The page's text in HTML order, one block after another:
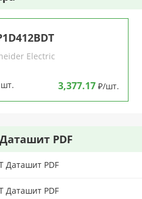
Electric
3,377.17₽/шт.
Даташит PDF
Даташит PDF
Даташит PDF